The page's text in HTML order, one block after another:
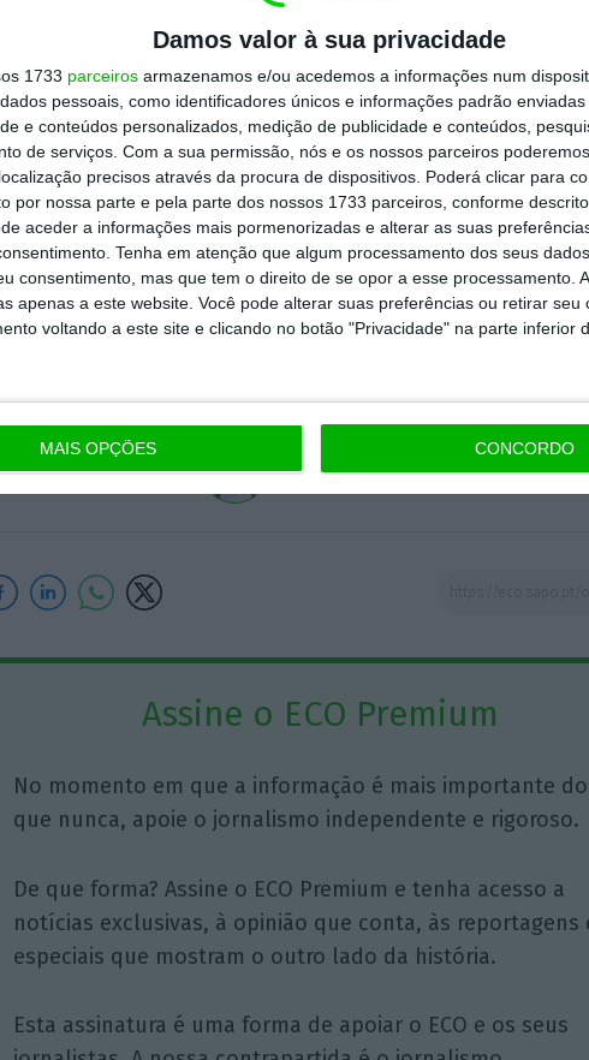
Damos valor à sua privacidade
1733 parceiros armazenamos e/ou acedemos a informações num
pessoais, como identificadores únicos e informações padrão
e conteúdos personalizados, medição de publicidade e conteúdos,
de serviços. Com a sua permissão, nós e os nossos parceiros
precisos através da procura de dispositivos. Poderá clicar para
por nossa parte e pela parte dos nossos 1733 parceiros, conforme
aceder a informações mais pormenorizadas e alterar as suas
Tenha em atenção que algum processamento dos seus
consentimento, mas que tem o direito de se opor a esse processamento.
apenas a este website. Você pode alterar suas preferências ou retirar seu
voltando a este site e clicando no botão "Privacidade" na parte inferior
MAIS OPÇÕES CONCORDO
à União Europeia. Por exemplo, recorde-se, António
e por uma vitória de Merkel para recolocar a
se a renegociação europeia – na agenda. Se ainda
vão ter de esperar pela capacidade política de
os seus maiores apoiantes. Porque seria trágico que o
tão favorável não fosse aproveitado para reformar a
europeu. Agora, perante os riscos que estes
Merkel”.
Assine o ECO Premium
No momento em que a informação é mais importante do
que nunca, apoie o jornalismo independente e rigoroso.
De que forma? Assine o ECO Premium e tenha acesso a
notícias exclusivas, à opinião que conta, às reportagens
especiais que mostram o outro lado da história.
Esta assinatura é uma forma de apoiar o ECO e os seus